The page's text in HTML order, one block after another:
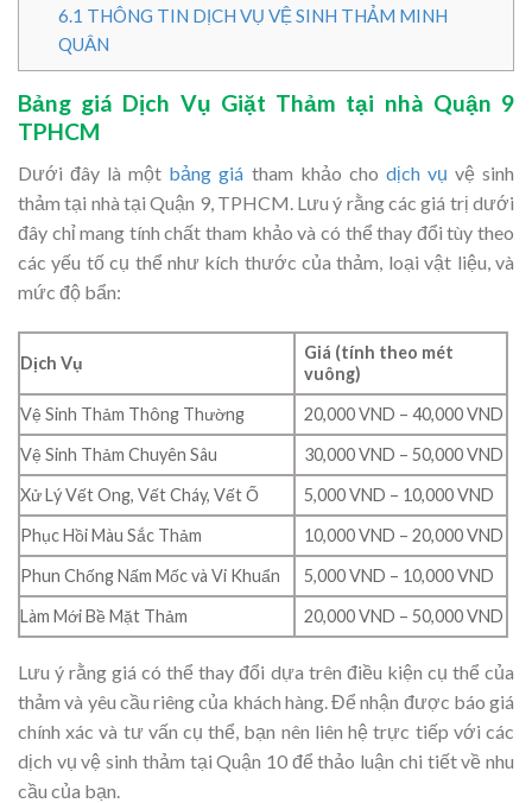
6.1 THÔNG TIN DỊCH VỤ VỆ SINH THẢM MINH
QUÂN
Bảng giá Dịch Vụ Giặt Thảm tại nhà Quận 9
TPHCM
Dưới đây là một bảng giá tham khảo cho dịch vụ vệ sinh
thảm tại nhà tại Quận 9, TPHCM. Lưu ý rằng các giá trị dưới
đây chỉ mang tính chất tham khảo và có thể thay đổi tùy theo
các yếu tố cụ thể như kích thước của thảm, loại vật liệu, và
mức độ bẩn:
Dịch Vụ
Giá (tính theo mét
vuông)
Vệ Sinh Thảm Thông Thường
20,000 VND – 40,000 VND
Vệ Sinh Thảm Chuyên Sâu
30,000 VND – 50,000 VND
Xử Lý Vết Ong, Vết Cháy, Vết Ố
5,000 VND – 10,000 VND
Phục Hồi Màu Sắc Thảm
10,000 VND – 20,000 VND
Phun Chống Nấm Mốc và Vi Khuẩn
5,000 VND – 10,000 VND
Làm Mới Bề Mặt Thảm
20,000 VND – 50,000 VND
Lưu ý rằng giá có thể thay đổi dựa trên điều kiện cụ thể của
thảm và yêu cầu riêng của khách hàng. Để nhận được báo giá
chính xác và tư vấn cụ thể, bạn nên liên hệ trực tiếp với các
dịch vụ vệ sinh thảm tại Quận 10 để thảo luận chi tiết về nhu
cầu của bạn.